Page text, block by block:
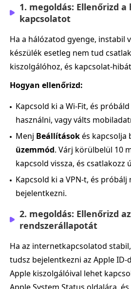
1. megoldás: Ellenőrizd a
kapcsolatot
Ha a hálózatod gyenge, instabil
készülék esetleg nem tud
kiszolgálóhoz, és
Hogyan ellenőrizd:
Kapcsold ki a Wi‑Fit, és
használni, vagy válts
Menj Beállításokés kapcsolja
üzemmód. Várj körülbelül 10
kapcsold vissza, és csatlakozz
Kapcsold ki a VPN-t, és próbálj
bejelentkezni.
2. megoldás: Ellenőrizd
rendszerállapotát
Ha az internetkapcsolatod
tudsz bejelentkezni az Apple
Apple kiszolgálóival lehet